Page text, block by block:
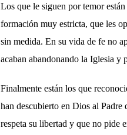
Los que le siguen por temor
formación muy estricta, que les
sin medida. En su vida de fe no
acaban abandonando la Iglesia y
Finalmente están los que
han descubierto en Dios al Padre
respeta su libertad y que no pide